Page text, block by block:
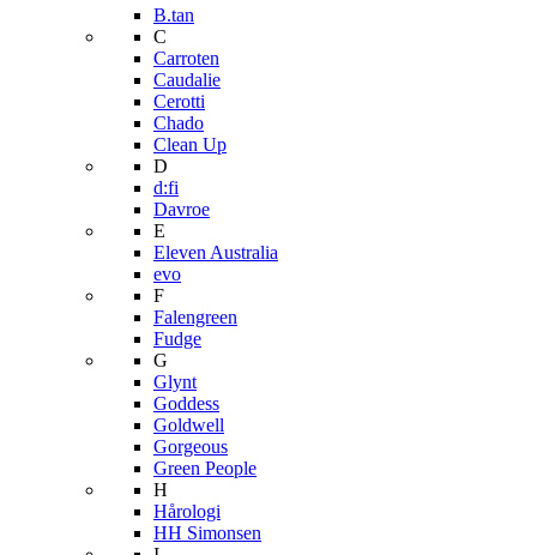
B.tan
C
Carroten
Caudalie
Cerotti
Chado
Clean Up
D
d:fi
Davroe
E
Eleven Australia
evo
F
Falengreen
Fudge
G
Glynt
Goddess
Goldwell
Gorgeous
Green People
H
Hårologi
HH Simonsen